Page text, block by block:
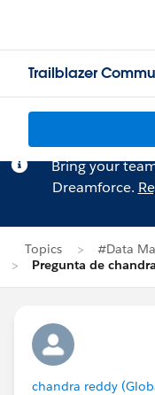
Trailblazer
Bring your
Dreamforce.
Topics
#Data
Pregunta de
chandra reddy